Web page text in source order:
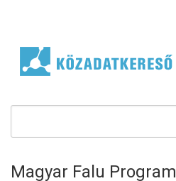
Magyar Falu Program